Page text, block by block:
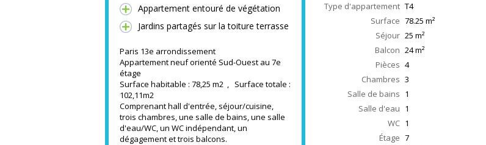
Appartement entouré de végétation
Jardins partagés sur la toiture terrasse
Paris 13e arrondissement
Appartement neuf orienté Sud-Ouest au 7e
étage
Surface habitable : 78,25 m2 , Surface totale :
102,11m2
Comprenant hall d'entrée, séjour/cuisine,
trois chambres, une salle de bains, une salle
d'eau/WC, un WC indépendant, un
dégagement et trois balcons.
Type d'appartement T4
Surface 78.25 m²
Séjour 25 m²
Balcon 24m²
Pièces 4
Chambres 3
Salle de bains 1
Salle d'eau 1
WC 1
Étage 7